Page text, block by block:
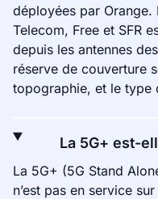
déployées par Orange.
Telecom, Free et SFR
depuis les antennes
réserve de couverture
topographie, et le type
La 5G+ est-
La 5G+ (5G Stand
n’est pas en service